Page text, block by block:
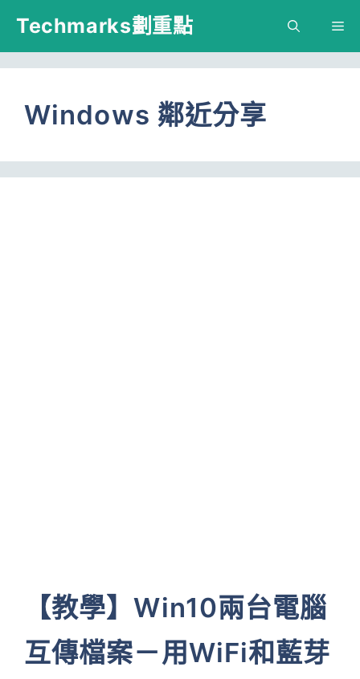
跳
主
容
Techmarks劃重點
Windows 鄰近分享
【教學】Win10兩台電腦
互傳檔案－用WiFi和藍芽